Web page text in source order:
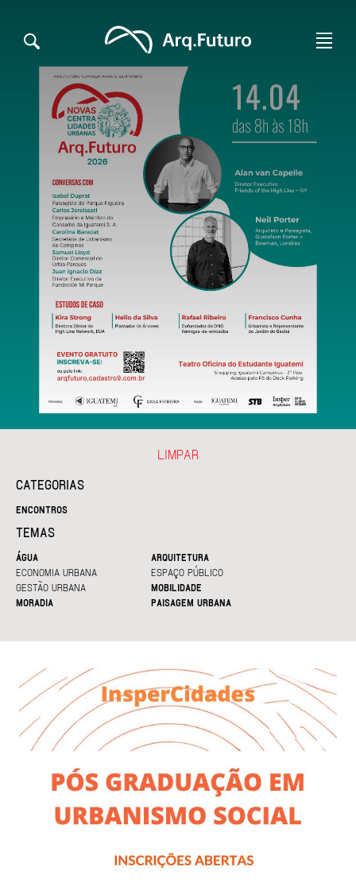
CATEGORIAS
ENCONTROS
TEMAS
ÁGUA
ARQUITETURA
ECONOMIA URBANA
ESPAÇO PÚBLICO
GESTÃO URBANA
MOBILIDADE
MORADIA
PAISAGEM URBANA
LIMPAR